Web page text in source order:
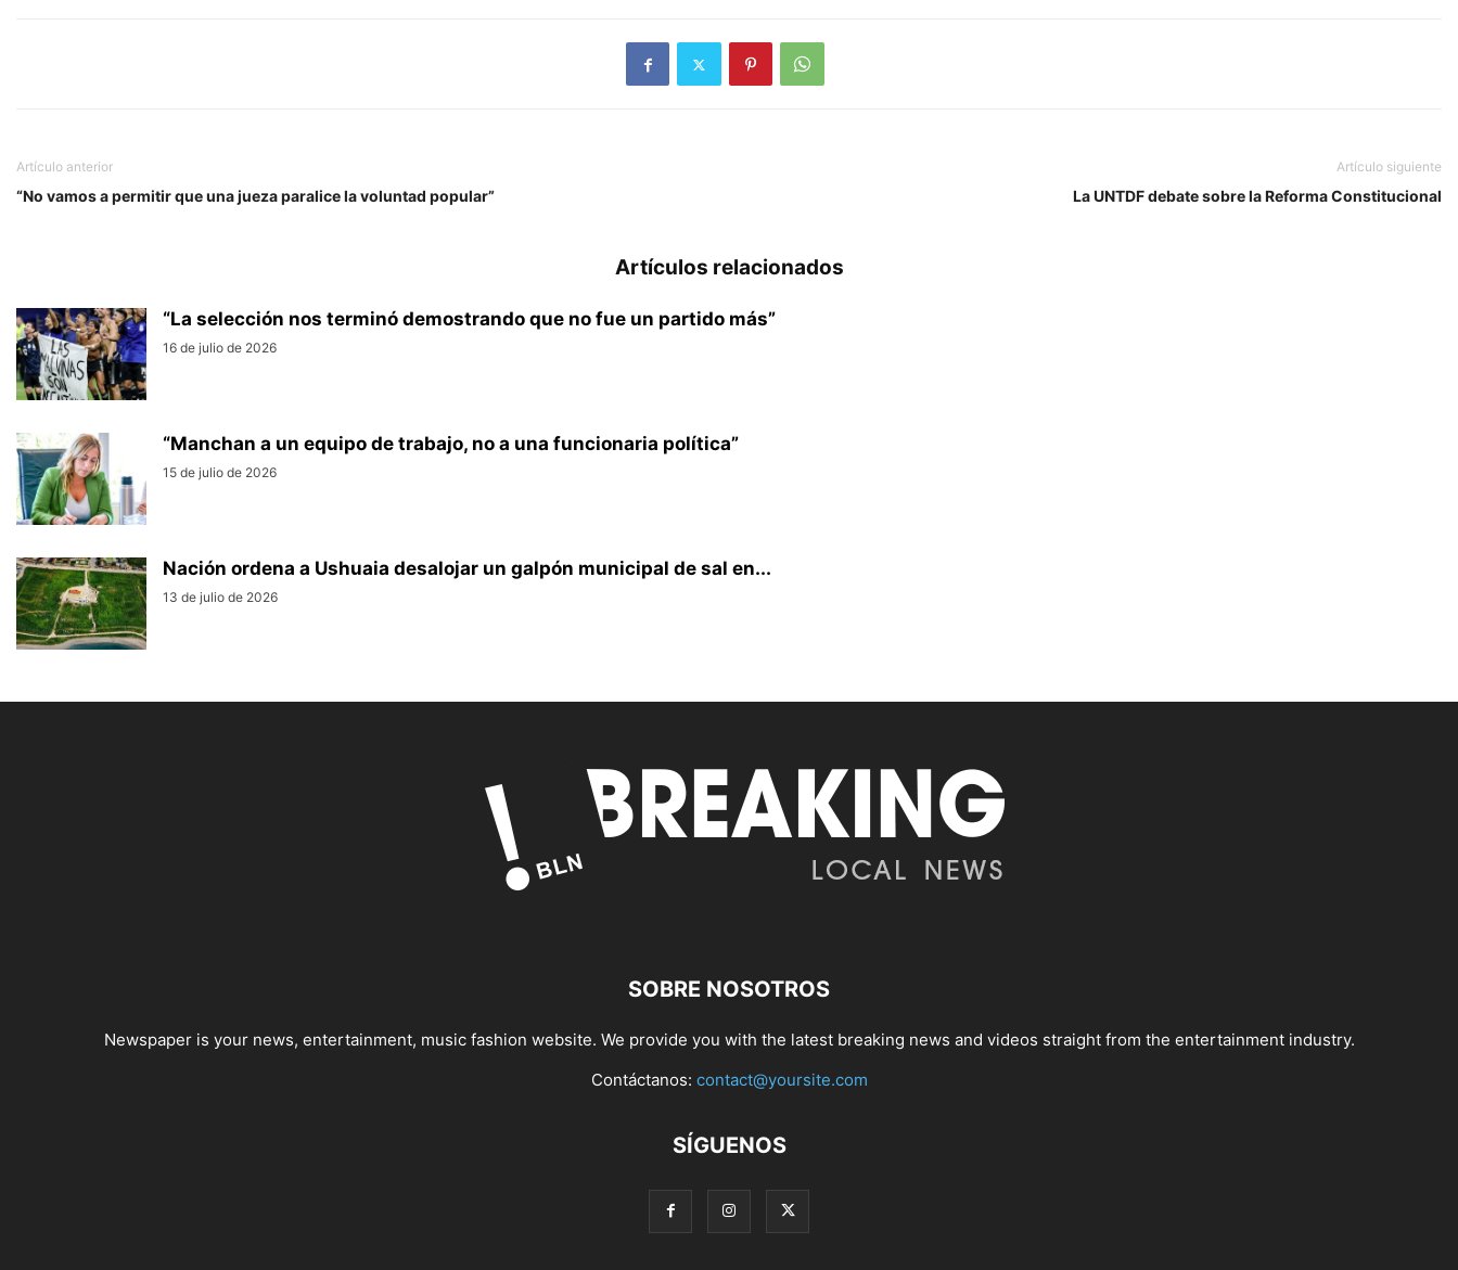
Artículo anterior
“No vamos a permitir que una jueza paralice la voluntad popular”
Artículo siguiente
La UNTDF debate sobre la Reforma Constitucional
Artículos relacionados
“La selección nos terminó demostrando que no fue un partido más”
16 de julio de 2026
“Manchan a un equipo de trabajo, no a una funcionaria política”
15 de julio de 2026
Nación ordena a Ushuaia desalojar un galpón municipal de sal en...
13 de julio de 2026
SOBRE NOSOTROS
Newspaper is your news, entertainment, music fashion website. We provide you with the latest breaking news and videos straight from the entertainment industry.
Contáctanos: contact@yoursite.com
SÍGUENOS